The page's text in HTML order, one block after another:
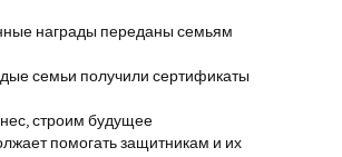
награды переданы семьям
семьи получили сертификаты
строим будущее
помогать защитникам и их